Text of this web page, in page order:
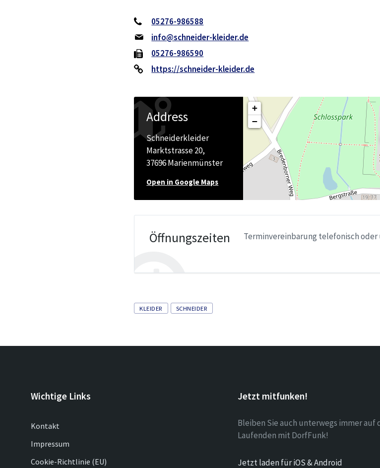
05276-986588
info@schneider-kleider.de
05276-986590
https://schneider-kleider.de
Address
Schneiderkleider
Marktstrasse 20,
37696 Marienmünster
Open in Google Maps
+
−
Öffnungszeiten Terminvereinbarung telefonisch oder
Tags
KLEIDER SCHNEIDER
Wichtige Links
Kontakt
Impressum
Cookie-Richtlinie (EU)
Jetzt mitfunken!
Bleiben Sie auch unterwegs immer auf
Laufenden mit DorfFunk!
Jetzt laden für iOS & Android